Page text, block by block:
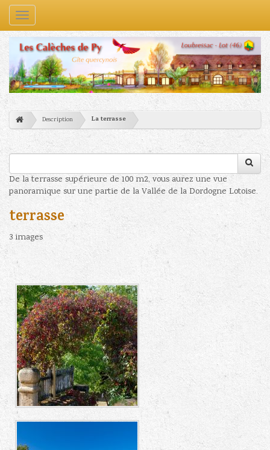
Navigation
Description La terrasse
De la terrasse supérieure de 100 m2, vous aurez une vue
panoramique sur une partie de la Vallée de la Dordogne Lotoise.
terrasse
3 images